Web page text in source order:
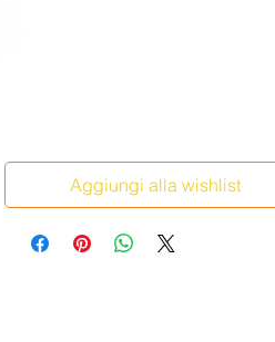
Aggiungi alla wishlist